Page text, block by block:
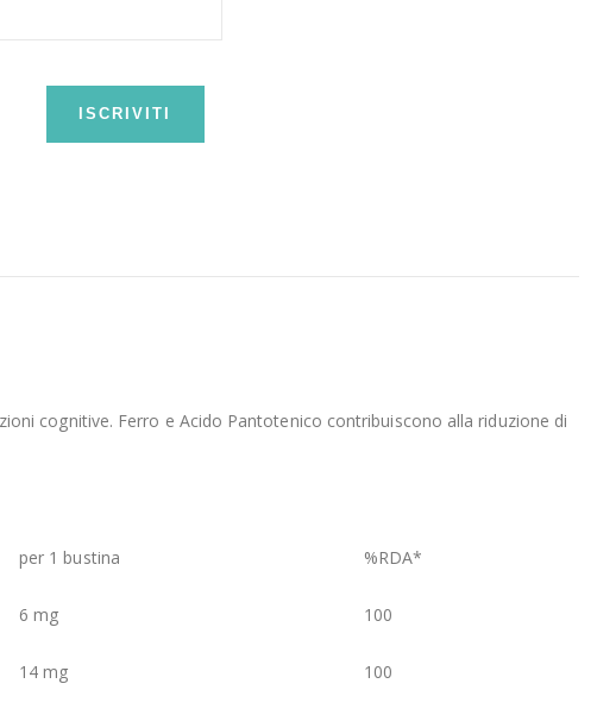
ISCRIVITI
cognitive. Ferro e Acido Pantotenico contribuiscono alla riduzione di
per 1 bustina
%RDA*
6 mg 100
14 mg 100